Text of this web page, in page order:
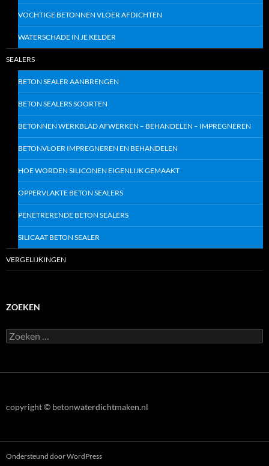
VOCHTIGE BETONNEN VLOER AFDICHTEN
WATERSCHADE IN JE KELDER
SEALERS
BETON SEALER AANBRENGEN
BETON SEALERS SOORTEN
BETONNEN WERKBLAD AFWERKEN – BEHANDELEN – IMPREGNEREN
BETONVLOER IMPREGNEREN EN BEHANDELEN
HOE WORDEN SILICONEN EIGENLIJK GEMAAKT
OPPERVLAKTE BETON SEALERS
PENETRERENDE BETON SEALERS
SILICAAT BETON SEALER
VERGELIJKINGEN
ZOEKEN
Z
o
a
:
copyright © betonwaterdichtmaken.nl
Ondersteund door WordPress